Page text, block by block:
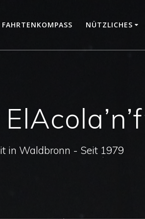
FAHRTENKOMPASS NÜTZLICHES
in Waldbronn - Seit 1979